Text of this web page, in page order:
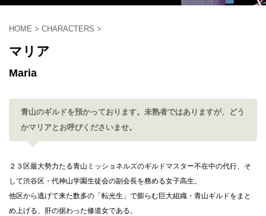
HOME > CHARACTERS >
マリア
Maria
青山のギルドを預かっております。未熟者ではありますが、どう
かマリアとお呼びくださいませ。
２３区最大勢力たる青山ミッショネルズのギルドマスター不在中の代行、そ
して渋谷区・代神山学園生徒会の副会長を務める女子高生。
他区から逃げて来た数多の「転光生」で膨らむ巨大組織・青山ギルドをまと
め上げる、肝の据わった修道女である。